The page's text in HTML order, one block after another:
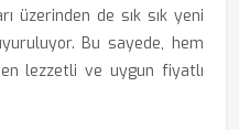
üzerinden de sık sık yeni
Bu sayede, hem
lezzetli ve uygun fiyatlı